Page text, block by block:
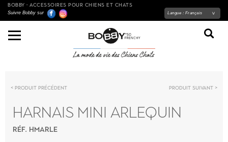
BOBBY - ACCESSOIRES POUR CHIENS ET CHATS
Suivre Bobby sur Langue : Français
Produit précédent Produit suivant
HARNAIS MINI ARLEQUIN
RÉF. HMARLE